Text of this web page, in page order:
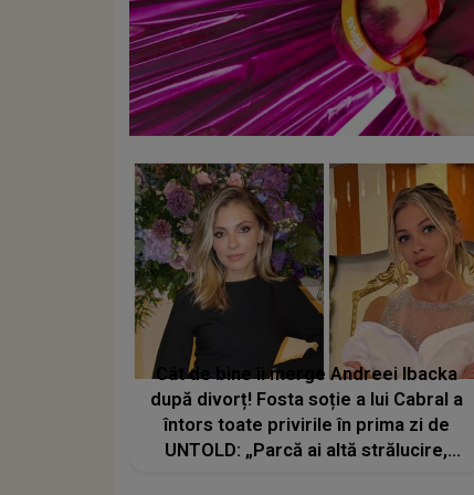
Cât de bine îi merge Andreei Ibacka
după divorț! Fosta soție a lui Cabral a
întors toate privirile în prima zi de
UNTOLD: „Parcă ai altă strălucire,